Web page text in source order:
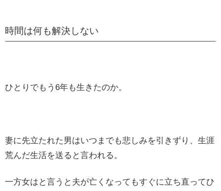
時間は何も解決しない
ひとりでもう6年も生きたのか。
妻に先立たれた男はいつまでも悲しみを引きずり、生涯
荒んだ生活を送ると言われる。
一方女はと言うと夫が亡くなってもすぐに立ち直ってひ